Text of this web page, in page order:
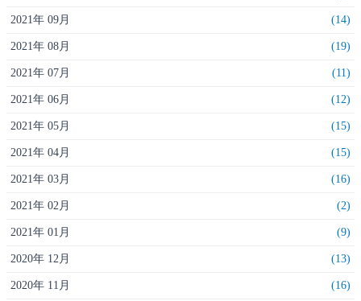
2021年 09月 (14)
2021年 08月 (19)
2021年 07月 (11)
2021年 06月 (12)
2021年 05月 (15)
2021年 04月 (15)
2021年 03月 (16)
2021年 02月 (2)
2021年 01月 (9)
2020年 12月 (13)
2020年 11月 (16)